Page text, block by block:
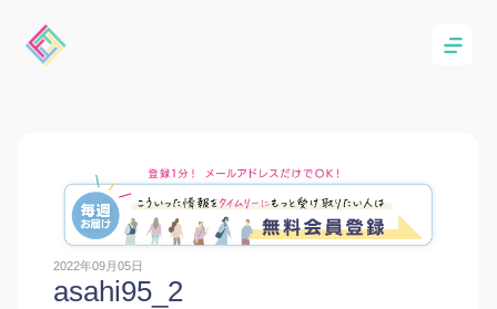
2022年09月05日
asahi95_2